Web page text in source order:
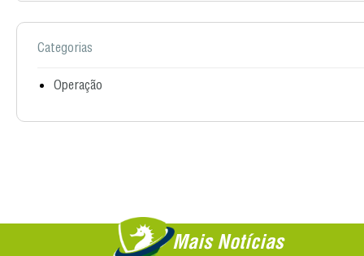
Categorias
Operação
Mais Notícias